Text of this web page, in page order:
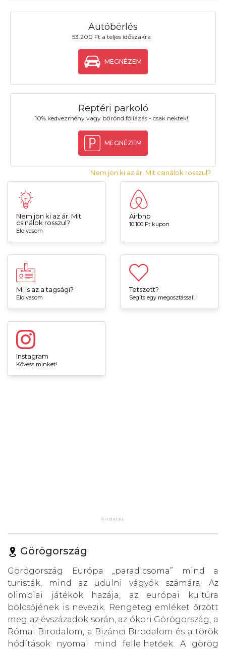
Autóbérlés
53.200 Ft a teljes időszakra
MEGNÉZEM
Reptéri parkoló
10% kedvezmény vagy bőrönd fóliázás - csak nektek!
MEGNÉZEM
Nem jön ki az ár. Mit csinálok rosszul?
Nem jön ki az ár. Mit
csinálok rosszul?
Elolvasom
Airbnb
10.100 Ft kupon
Mi is az a tagsági?
Elolvasom
Tetszett?
Segíts egy megosztással!
Instagram
Kövess minket!
Görögország
Görögország Európa „paradicsoma” mind a
turisták, mind az üdülni vágyók számára. Az
olimpiai játékok hazája, az európai kultúra
bölcsőjének is nevezik. Rengeteg emléket őrzött
meg az évszázadok során, az ókori Görögország, a
Római Birodalom, a Bizánci Birodalom és a török
hódítások nyomai mind fellelhetőek. A görög